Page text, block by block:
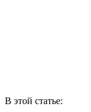
В этой статье: